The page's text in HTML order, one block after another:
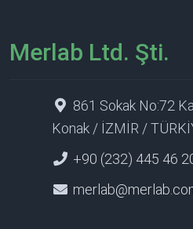
Merlab Ltd. Şti.
861 Sokak No:72
Konak / İZMİR /
+90 (232) 445 46